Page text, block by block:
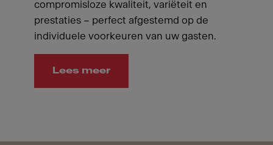
compromisloze kwaliteit, variëteit en
prestaties – perfect afgestemd op de
individuele voorkeuren van uw gasten.
Lees meer